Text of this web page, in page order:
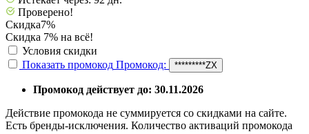
Проверено!
Скидка7%
Скидка 7% на всё!
Условия скидки
Показать промокод Промокод: *********ZX
Промокод действует до: 30.11.2026
Действие промокода не суммируется со скидками на сайте.
Есть бренды-исключения. Количество активаций промокода